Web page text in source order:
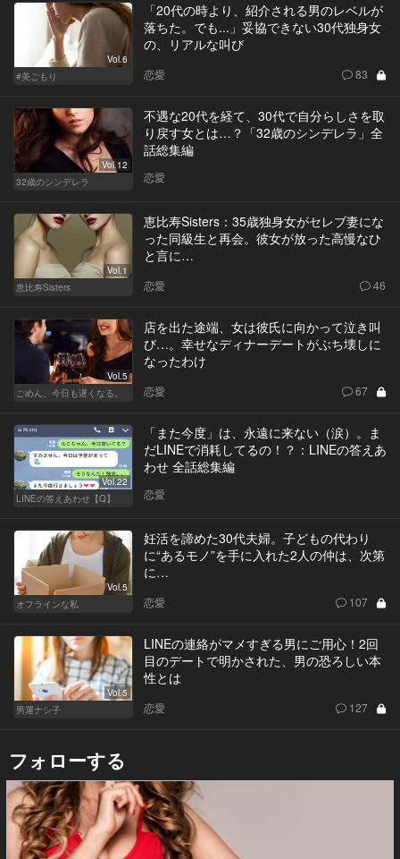
Vol.6
#美ごもり
「20代の時より、紹介される男のレベルが
落ちた。でも...」妥協できない30代独身女
の、リアルな叫び
恋愛 83
Vol.12
32歳のシンデレラ
不遇な20代を経て、30代で自分らしさを取
り戻す女とは…？「32歳のシンデレラ」全
話総集編
恋愛
Vol.1
恵比寿Sisters
恵比寿Sisters：35歳独身女がセレブ妻にな
った同級生と再会。彼女が放った高慢なひ
と言に…
恋愛 46
Vol.5
ごめん、今日も遅くなる。
店を出た途端、女は彼氏に向かって泣き叫
び…。幸せなディナーデートがぶち壊しに
なったわけ
恋愛 67
Vol.22
LINEの答えあわせ【Q】
「また今度」は、永遠に来ない（涙）。ま
だLINEで消耗してるの！？：LINEの答えあ
わせ 全話総集編
恋愛
Vol.5
オフラインな私
妊活を諦めた30代夫婦。子どもの代わり
に“あるモノ”を手に入れた2人の仲は、次第
に…
恋愛 107
Vol.5
男運ナシ子
LINEの連絡がマメすぎる男にご用心！2回
目のデートで明かされた、男の恐ろしい本
性とは
恋愛 127
フォローする